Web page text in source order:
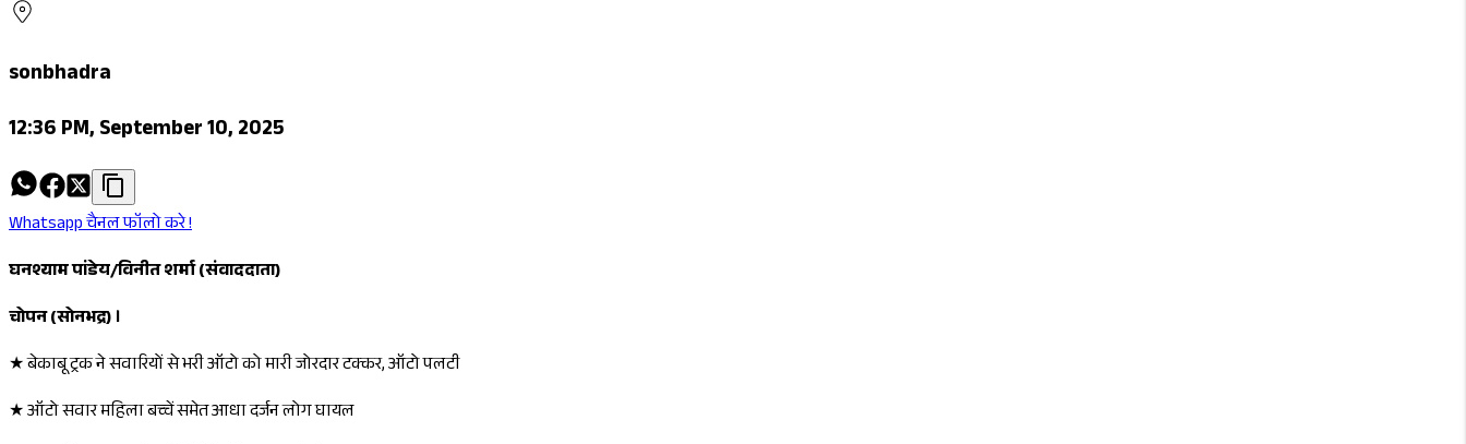
sonbhadra
12:36 PM, September 10, 2025
Whatsapp चैनल फॉलो करे !
घनश्याम पांडेय/विनीत शर्मा (संवाददाता)
चोपन (सोनभद्र) ।
★ बेकाबू ट्रक ने सवारियों से भरी ऑटो को मारी जोरदार टक्कर, ऑटो पलटी
★ ऑटो सवार महिला बच्चें समेत आधा दर्जन लोग घायल